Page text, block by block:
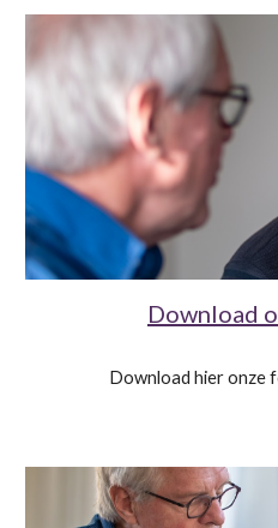
Download
Download hier onze